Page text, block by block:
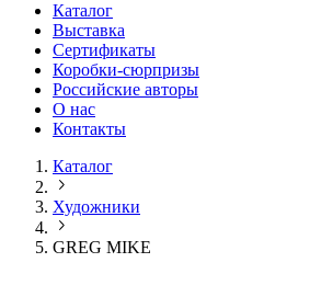
Каталог
Выставка
Сертификаты
Коробки-сюрпризы
Российские авторы
О нас
Контакты
Каталог
Художники
GREG MIKE